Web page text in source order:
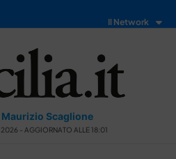
Il Network
Maurizio Scaglione
- AGGIORNATO ALLE 18:01